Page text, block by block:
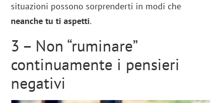
situazioni possono sorprenderti in modi che
neanche tu ti aspetti.
3 – Non “ruminare”
continuamente i pensieri
negativi